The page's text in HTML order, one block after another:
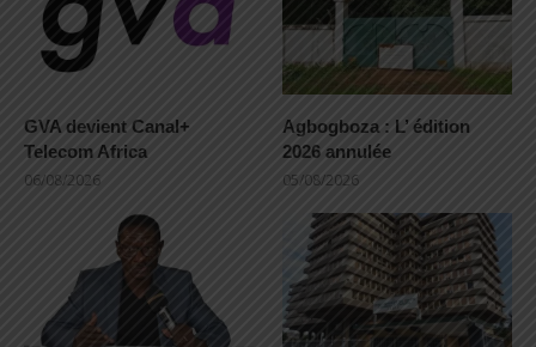
GVA devient Canal+
Telecom Africa
06/08/2026
Agbogboza : L’ édition
2026 annulée
05/08/2026